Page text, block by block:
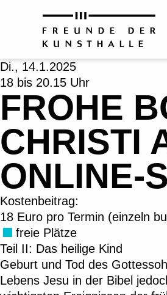
Di., 14.1.2025
18 bis 20.15 Uhr
FROHE
CHRISTI
ONLINE-
Kostenbeitrag:
18 Euro pro Termin (einzeln
freie Plätze
Teil II: Das heilige Kind
Geburt und Tod des
Lebens Jesu in der Bibel